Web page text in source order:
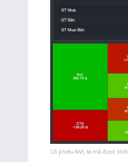
Cổ phiếu NVL là mã được